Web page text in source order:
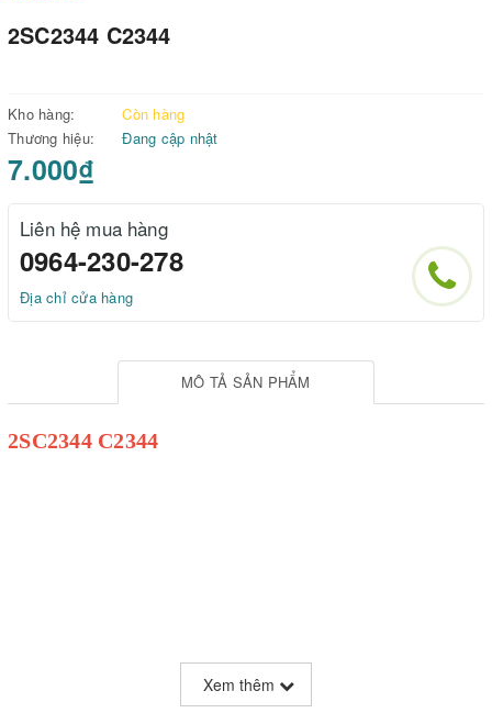
2SC2344 C2344
Kho hàng:
Còn hàng
Thương hiệu:
Đang cập nhật
7.000₫
Liên hệ mua hàng
0964-230-278
Địa chỉ cửa hàng
MÔ TẢ SẢN PHẨM
2SC2344 C2344
Xem thêm